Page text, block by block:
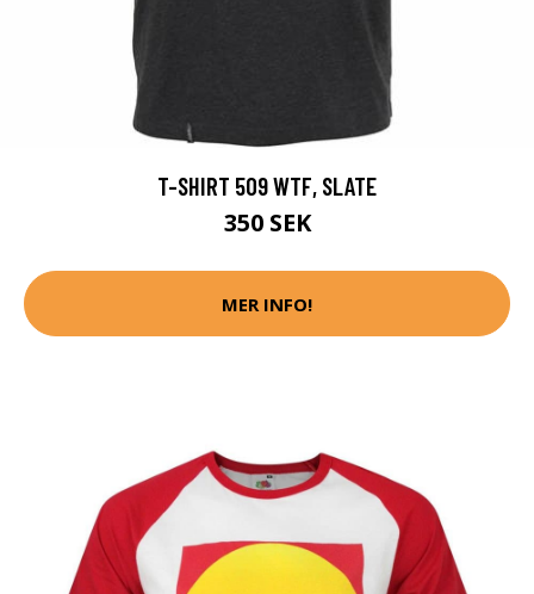
T-SHIRT 509 WTF, SLATE
350 SEK
MER INFO!